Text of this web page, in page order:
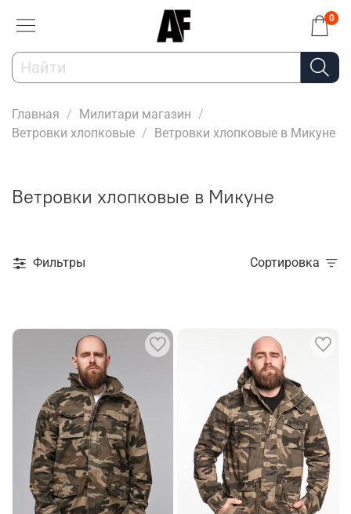
0
Главная
Милитари магазин
Ветровки хлопковые
Ветровки хлопковые в Микуне
Ветровки хлопковые в Микуне
Фильтры Сортировка